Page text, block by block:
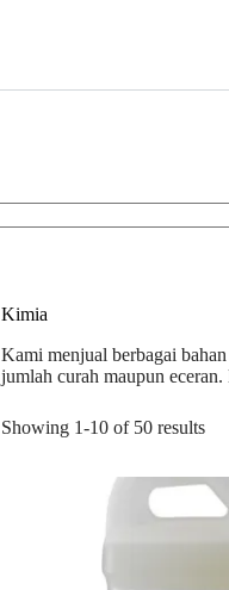
Kimia
Kami menjual berbagai
jumlah curah maupun
Showing 1-10 of 50 results